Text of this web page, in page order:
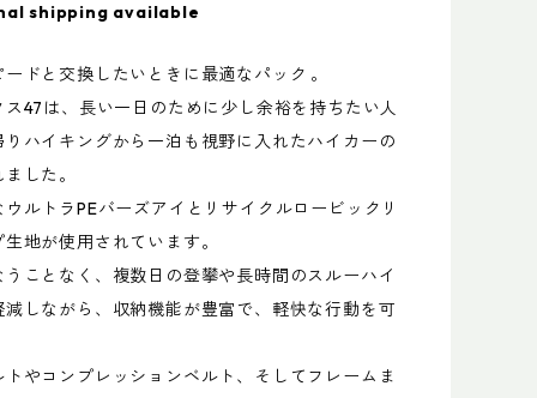
shipping available
ドと交換したいときに最適なパック 。
ス47は、長い一日のために少し余裕を持ちたい人
りハイキングから一泊も視野に入れたハイカーの
した。
ルトラPEバーズアイとリサイクルロービックリ
地が使用されています。
うことなく、複数日の登攀や長時間のスルーハイ
減しながら、収納機能が豊富で、軽快な行動を可
トやコンプレッションベルト、そしてフレームま